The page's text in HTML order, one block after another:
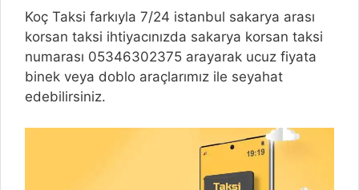
Koç Taksi farkıyla 7/24 istanbul sakarya arası
korsan taksi ihtiyacınızda sakarya korsan taksi
numarası 05346302375 arayarak ucuz fiyata
binek veya doblo araçlarımız ile seyahat
edebilirsiniz.